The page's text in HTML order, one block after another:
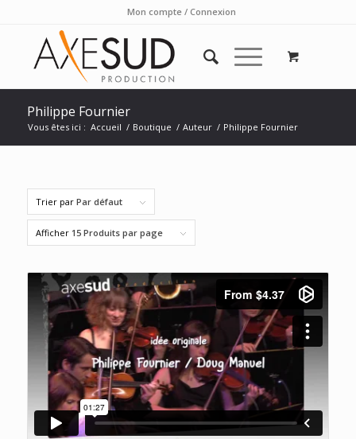
Mon compte / Connexion
Philippe Fournier
Vous êtes ici : Accueil / Boutique / Auteur / Philippe Fournier
Trier par Par défaut
Afficher 15 Produits par page